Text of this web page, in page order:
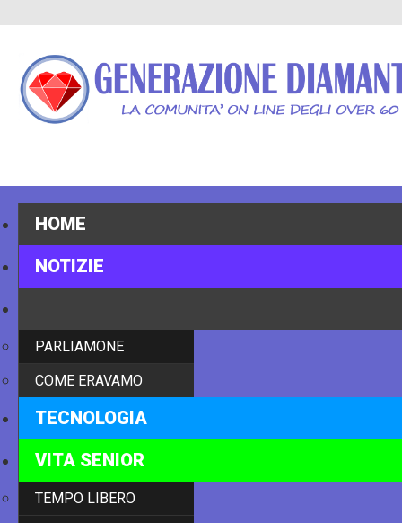
HOME
NOTIZIE
PARLIAMONE
COME ERAVAMO
TECNOLOGIA
VITA SENIOR
TEMPO LIBERO